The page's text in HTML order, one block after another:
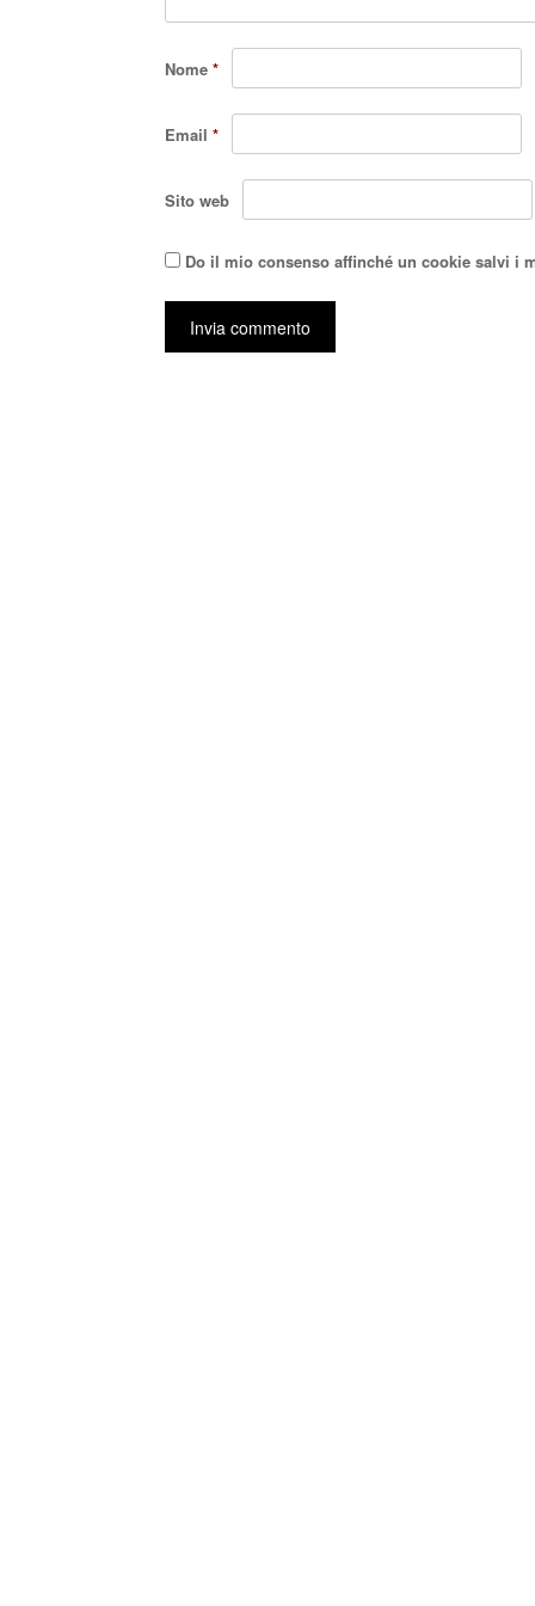
Nome *
Email *
Sito web
Do il mio consenso affinché un cookie salvi i